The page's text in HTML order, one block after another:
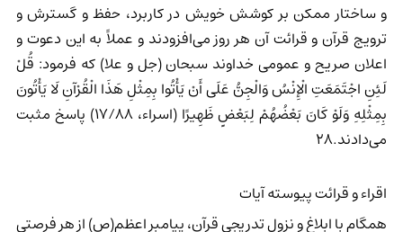
و ساختار ممکن بر کوشش خویش در کاربرد، حفظ و گسترش و
ترویج قرآن و قرائت آن هر روز می‌افزودند و عملاً به این دعوت و
اعلان صریح و عمومی خداوند سبحان (جل و علا) که فرمود: قُلْ
لَئِنِ اجْتَمَعَتِ الْإِنْسُ وَالْجِنُّ عَلَى أَنْ يَأْتُوا بِمِثْلِ هَذَا الْقُرْآنِ لَا يَأْتُونَ
بِمِثْلِهِ وَلَوْ كَانَ بَعْضُهُمْ لِبَعْضٍ ظَهِيرًا (اسراء، 17/88) پاسخ مثبت
می‌دادند.28
اقراء و قرائت پیوسته آیات
همگام با ابلاغ و نزول تدریجی قرآن، پیامبر اعظم(ص) از هر فرصتی